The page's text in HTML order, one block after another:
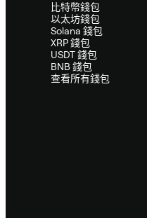
比特幣錢包
以太坊錢包
Solana 錢包
XRP 錢包
USDT 錢包
BNB 錢包
查看所有錢包